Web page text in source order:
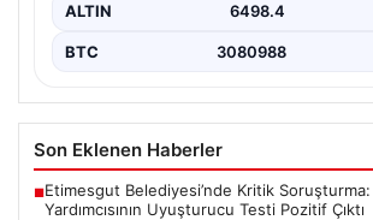
ALTIN 6498.4
BTC 3080988
Son Eklenen Haberler
■Etimesgut Belediyesi’nde Kritik Soruşturma:
Yardımcısının Uyuşturucu Testi Pozitif Çıktı